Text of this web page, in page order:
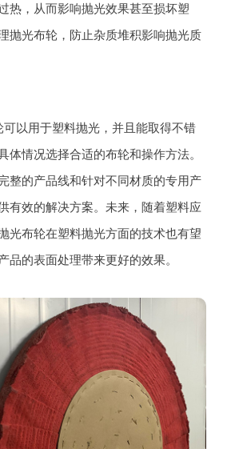
热，从而影响抛光效果甚至损坏塑
抛光布轮，防止杂质堆积影响抛光质
以用于塑料抛光，并且能取得不错
体情况选择合适的布轮和操作方法。
整的产品线和针对不同材质的专用产
有效的解决方案。未来，随着塑料应
光布轮在塑料抛光方面的技术也有望
品的表面处理带来更好的效果。